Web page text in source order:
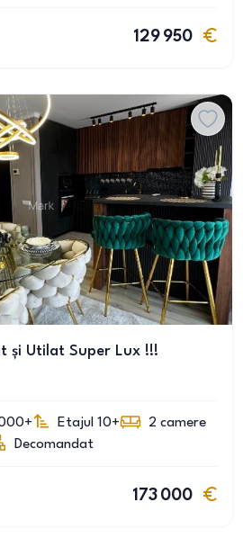
129 950
și Utilat Super Lux !!!
Etajul 10+ 2 camere
Decomandat
173 000